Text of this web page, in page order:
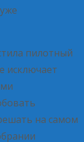
пилотный
исключает
на самом